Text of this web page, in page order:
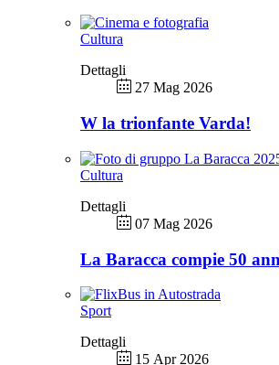
Cultura
Dettagli
27 Mag 2026
W la trionfante Varda!
Cultura
Dettagli
07 Mag 2026
La Baracca compie 50
Sport
Dettagli
15 Apr 2026